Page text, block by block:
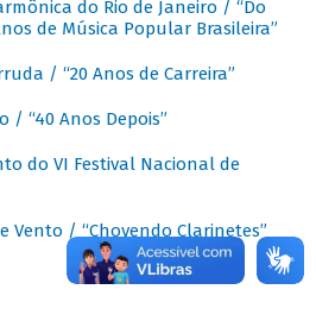
do Rio de Janeiro / “Do
de Música Popular Brasileira”
/ “20 Anos de Carreira”
/ “40 Anos Depois”
do VI Festival Nacional de
Vento / “Chovendo Clarinetes”